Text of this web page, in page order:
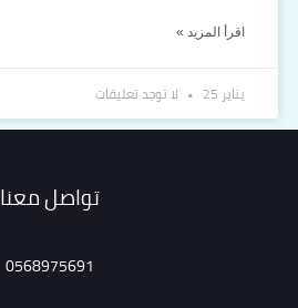
اقرأ المزيد »
يناير 25 لا توجد تعليقات
تواصل معنا
0568975691